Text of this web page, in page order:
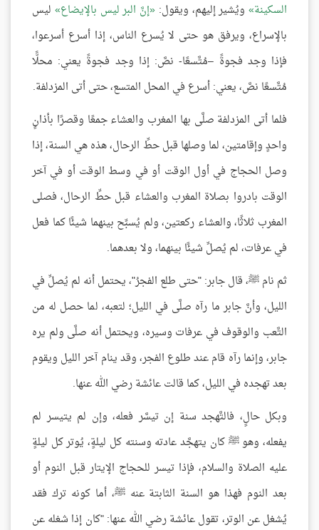
السكينة ويُشير إليهم، ويقول: إنَّ البر ليس بالإيضاع ليس
بالإسراع، ويرفق هو حتى لا يُسرع الناس، إذا أسرع أسرعوا،
فإذا وجد فجوةً –مُتَّسعًا- نصَّ: إذا وجد فجوةً يعني: محلًّا
مُتَّسعًا نصَّ، يعني: أسرع في المحل المتسع، حتى أتى المزدلفة.
فلما أتى المزدلفة صلَّى بها المغرب والعشاء جمعًا وقصرًا بأذانٍ
واحدٍ وإقامتين، لما وصلها قبل حطِّ الرحال، هذه هي السنة، إذا
وصل الحجاج في أول الوقت أو في وسط الوقت أو في آخر
الوقت بادروا بصلاة المغرب والعشاء قبل حطِّ الرحال، فصلى
المغرب ثلاثًا، والعشاء ركعتين، ولم يُسبِّح بينهما شيئًا كما فعل
في عرفات، لم يُصلِّ شيئًا بينهما، ولا بعدهما.
ثم نام ﷺ، قال جابر: "حتى طلع الفجرُ"، يحتمل أنه لم يُصلِّ في
الليل، وأنَّ جابر ما رآه صلَّى في الليل؛ لتعبه، لما حصل له من
التَّعب والوقوف في عرفات وسيره، ويحتمل أنه صلَّى ولم يره
جابر، وإنما رآه قام عند طلوع الفجر، وقد ينام آخر الليل ويقوم
بعد تهجده في الليل، كما قالت عائشة رضي الله عنها.
وبكل حالٍ، فالتَّهجد سنة إن تيسَّر فعله، وإن لم يتيسر لم
يفعله، وهو ﷺ كان يتهجَّد عادته وسنته كل ليلةٍ، يُوتر كل ليلةٍ
عليه الصلاة والسلام، فإذا تيسر للحجاج الإيتار قبل النوم أو
بعد النوم فهذا هو السنة الثابتة عنه ﷺ، أما كونه ترك فقد
يُشغل عن الوتر، تقول عائشة رضي الله عنها: "كان إذا شغله عن